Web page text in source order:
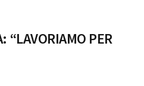
“LAVORIAMO PER